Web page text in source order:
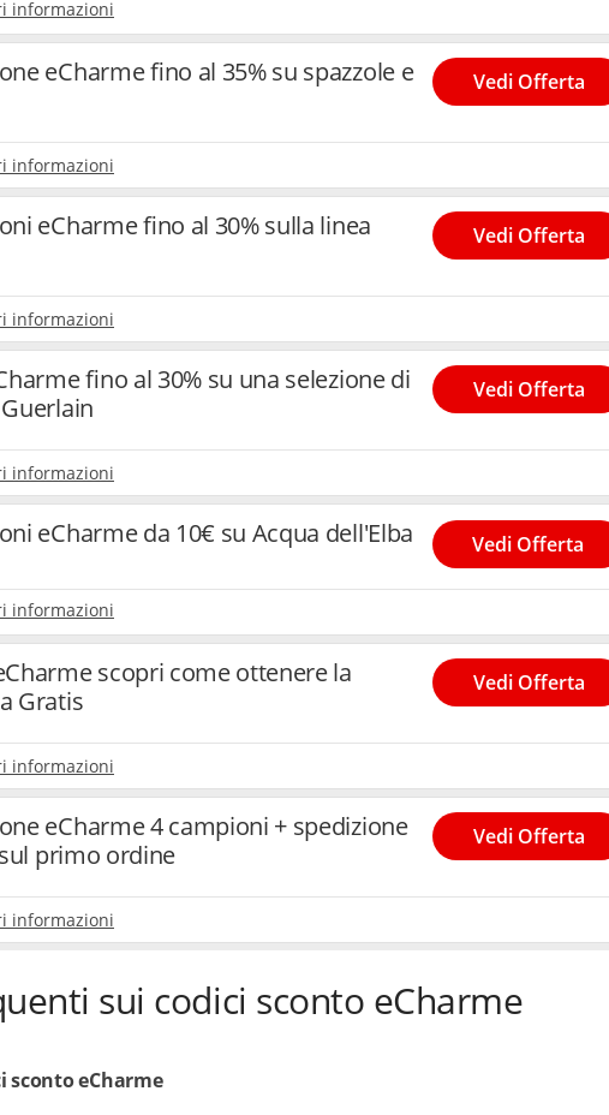
informazioni
eCharme fino al 35% su spazzole e
informazioni
Vedi Offerta
eCharme fino al 30% sulla linea
informazioni
Vedi Offerta
fino al 30% su una selezione di
informazioni
Vedi Offerta
eCharme da 10€ su Acqua dell'Elba
informazioni
Vedi Offerta
scopri come ottenere la
Gratis
informazioni
Vedi Offerta
eCharme 4 campioni + spedizione
primo ordine
informazioni
Vedi Offerta
sui codici sconto eCharme
sconto eCharme